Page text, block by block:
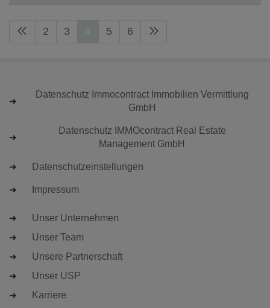
2 3 5 6
Datenschutz Immocontract Immobilien Vermittlung
GmbH
Datenschutz IMMOcontract Real Estate
Management GmbH
Datenschutzeinstellungen
Impressum
Unser Unternehmen
Unser Team
Unsere Partnerschaft
Unser USP
Karriere